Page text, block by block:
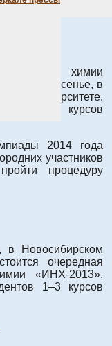
химии
в воскресенье, в
университете.
1–3 курсов
2014 года
участников
процедуру
в Новосибирском
очередная
«ИНХ-2013».
1–3 курсов